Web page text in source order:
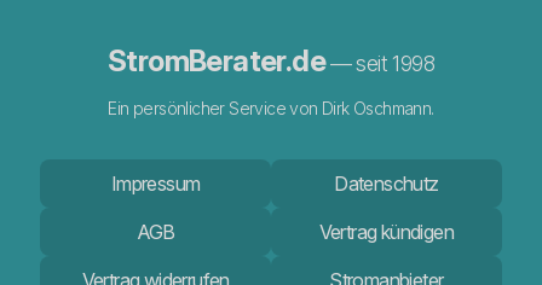
StromBerater.de— seit 1998
Ein persönlicher Service von Dirk Oschmann.
Impressum
Datenschutz
AGB
Vertrag kündigen